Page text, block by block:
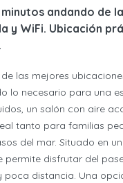
andando de
y WiFi. Ubicación
las mejores
lo necesario para una
un salón con aire
tanto para familias
del mar. Situado en
disfrutar del
distancia. Una